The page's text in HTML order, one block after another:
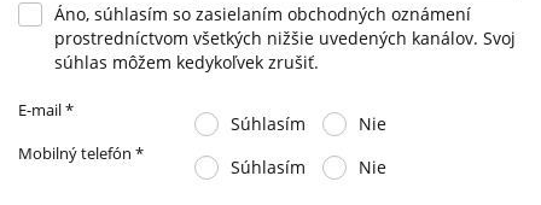
Áno, súhlasím so zasielaním obchodných oznámení
prostredníctvom všetkých nižšie uvedených kanálov. Svoj
súhlas môžem kedykoľvek zrušiť.
E-mail*
Súhlasím Nie
Mobilný telefón *
Súhlasím Nie